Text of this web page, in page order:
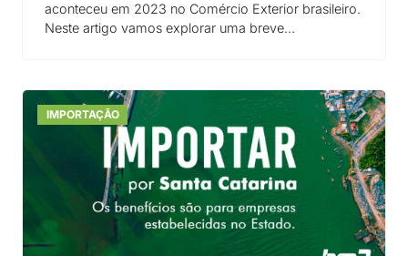
aconteceu em 2023 no Comércio Exterior brasileiro.
Neste artigo vamos explorar uma breve…
IMPORTAÇÃO